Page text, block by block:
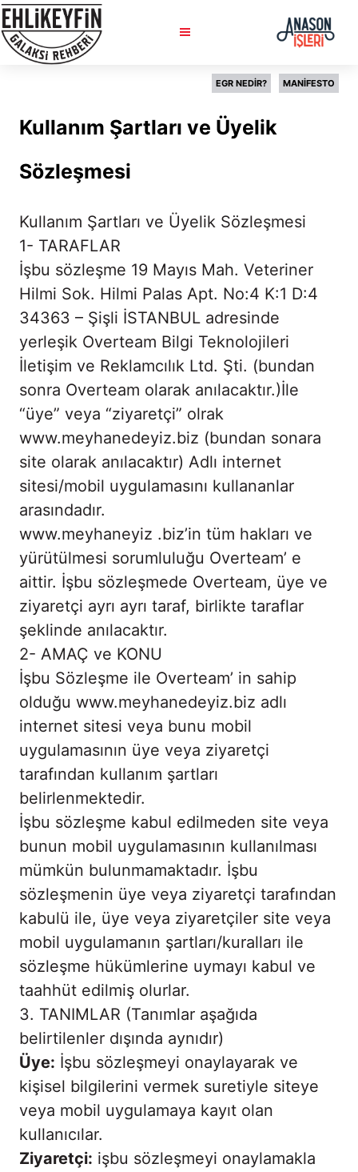
G
a
EGR NEDİR? MANİFESTO
Kullanım Şartları ve Üyelik
Sözleşmesi
Kullanım Şartları ve Üyelik Sözleşmesi
1- TARAFLAR
İşbu sözleşme 19 Mayıs Mah. Veteriner
Hilmi Sok. Hilmi Palas Apt. No:4 K:1 D:4
34363 – Şişli İSTANBUL adresinde
yerleşik Overteam Bilgi Teknolojileri
İletişim ve Reklamcılık Ltd. Şti. (bundan
sonra Overteam olarak anılacaktır.)İle
“üye” veya “ziyaretçi” olrak
www.meyhanedeyiz.biz (bundan sonara
site olarak anılacaktır) Adlı internet
sitesi/mobil uygulamasını kullananlar
arasındadır.
www.meyhaneyiz .biz’in tüm hakları ve
yürütülmesi sorumluluğu Overteam’ e
aittir. İşbu sözleşmede Overteam, üye ve
ziyaretçi ayrı ayrı taraf, birlikte taraflar
şeklinde anılacaktır.
2- AMAÇ ve KONU
İşbu Sözleşme ile Overteam’ in sahip
olduğu www.meyhanedeyiz.biz adlı
internet sitesi veya bunu mobil
uygulamasının üye veya ziyaretçi
tarafından kullanım şartları
belirlenmektedir.
İşbu sözleşme kabul edilmeden site veya
bunun mobil uygulamasının kullanılması
mümkün bulunmamaktadır. İşbu
sözleşmenin üye veya ziyaretçi tarafından
kabulü ile, üye veya ziyaretçiler site veya
mobil uygulamanın şartları/kuralları ile
sözleşme hükümlerine uymayı kabul ve
taahhüt edilmiş olurlar.
3. TANIMLAR (Tanımlar aşağıda
belirtilenler dışında aynıdır)
Üye: İşbu sözleşmeyi onaylayarak ve
kişisel bilgilerini vermek suretiyle siteye
veya mobil uygulamaya kayıt olan
kullanıcılar.
Ziyaretçi: işbu sözleşmeyi onaylamakla